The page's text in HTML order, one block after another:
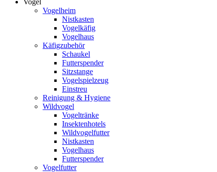
Vogel
Vogelheim
Nistkasten
Vogelkäfig
Vogelhaus
Käfigzubehör
Schaukel
Futterspender
Sitzstange
Vogelspielzeug
Einstreu
Reinigung & Hygiene
Wildvogel
Vogeltränke
Insektenhotels
Wildvogelfutter
Nistkasten
Vogelhaus
Futterspender
Vogelfutter